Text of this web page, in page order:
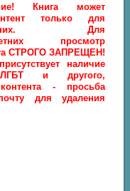
Книга может
только для
Для
просмотр
СТРОГО ЗАПРЕЩЕН!
наличие
ЛГБТ и другого,
- просьба
для удаления